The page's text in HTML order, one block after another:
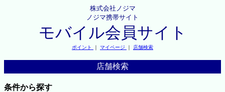
株式会社ノジマ
ノジマ携帯サイト
モバイル会員サイト
ポイント ｜ マイページ ｜ 店舗検索
店舗検索
条件から探す